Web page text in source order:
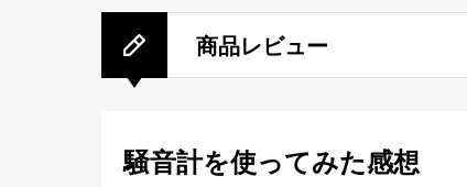
商品レビュー
騒音計を使ってみた感想